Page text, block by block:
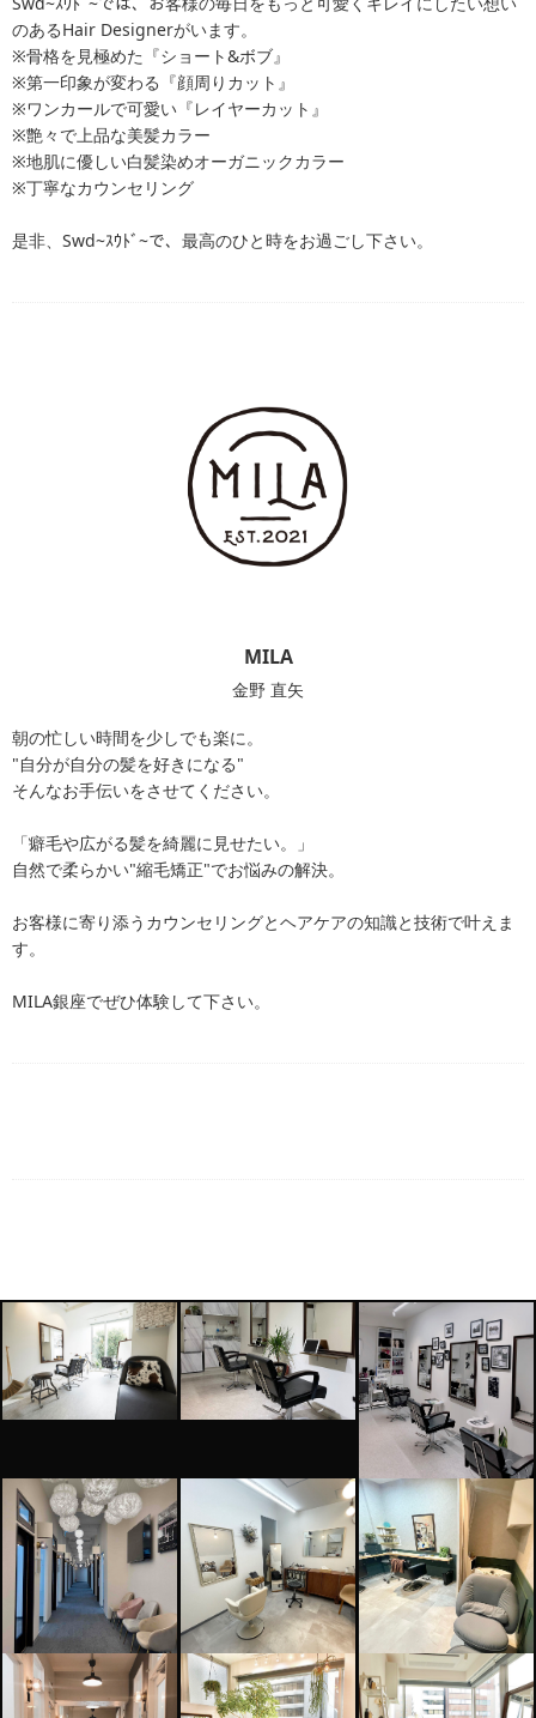
のあるHair Designerがいます。
※骨格を見極めた『ショート&ボブ』
※第一印象が変わる『顔周りカット』
※ワンカールで可愛い『レイヤーカット』
※艶々で上品な美髪カラー
※地肌に優しい白髪染めオーガニックカラー
※丁寧なカウンセリング
是非、Swd~ｽｳﾄﾞ~で、最高のひと時をお過ごし下さい。
MILA
金野 直矢
朝の忙しい時間を少しでも楽に。
"自分が自分の髪を好きになる"
そんなお手伝いをさせてください。
「癖毛や広がる髪を綺麗に見せたい。」
自然で柔らかい"縮毛矯正"でお悩みの解決。
お客様に寄り添うカウンセリングとヘアケアの知識と技術で叶えま
す。
MILA銀座でぜひ体験して下さい。